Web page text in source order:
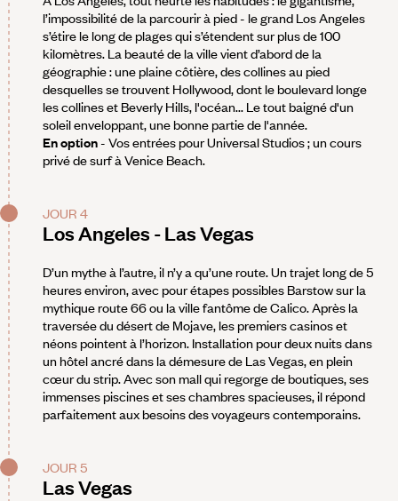
l’impossibilité de la parcourir à pied - le grand Los Angeles
s’étire le long de plages qui s’étendent sur plus de 100
kilomètres. La beauté de la ville vient d’abord de la
géographie : une plaine côtière, des collines au pied
desquelles se trouvent Hollywood, dont le boulevard longe
les collines et Beverly Hills, l'océan... Le tout baigné d'un
soleil enveloppant, une bonne partie de l'année.
En option- Vos entrées pour Universal Studios ; un cours
privé de surf à Venice Beach.
JOUR 4
Los Angeles - Las Vegas
D’un mythe à l’autre, il n’y a qu’une route. Un trajet long de 5
heures environ, avec pour étapes possibles Barstow sur la
mythique route 66 ou la ville fantôme de Calico. Après la
traversée du désert de Mojave, les premiers casinos et
néons pointent à l’horizon. Installation pour deux nuits dans
un hôtel ancré dans la démesure de Las Vegas, en plein
cœur du strip. Avec son mall qui regorge de boutiques, ses
immenses piscines et ses chambres spacieuses, il répond
parfaitement aux besoins des voyageurs contemporains.
JOUR 5
Las Vegas